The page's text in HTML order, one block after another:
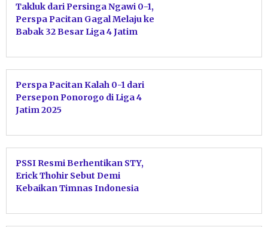
Takluk dari Persinga Ngawi 0-1,
Perspa Pacitan Gagal Melaju ke
Babak 32 Besar Liga 4 Jatim
Perspa Pacitan Kalah 0-1 dari
Persepon Ponorogo di Liga 4
Jatim 2025
PSSI Resmi Berhentikan STY,
Erick Thohir Sebut Demi
Kebaikan Timnas Indonesia